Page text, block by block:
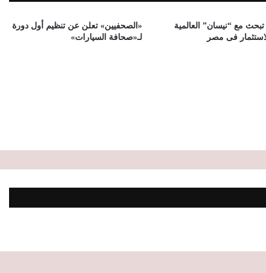
في مصر
تبحث مع “نيسان” العالمية
فى مصر
«الصحفيين» تعلن عن تنظيم أول دورة
لـ«صحافة السيارات»